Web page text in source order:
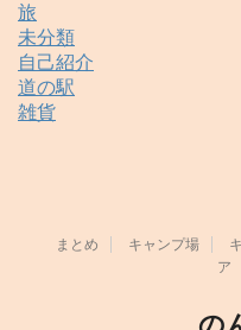
旅
未分類
自己紹介
道の駅
雑貨
まとめ キャンプ場
ア